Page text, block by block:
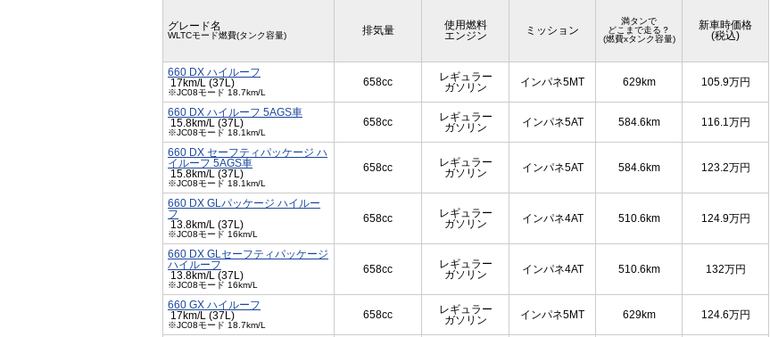
グレード名
WLTCモード燃費(タンク容量) 排気量
使用燃料
エンジン
ミッション
満タンで
どこまで走る？
(燃費xタンク容量)
新車時価格
(税込)
660 DX ハイルーフ
17km/L (37L)
※JC08モード 18.7km/L
658cc
レギュラー
ガソリン
インパネ5MT 629km 105.9万円
660 DX ハイルーフ 5AGS車
15.8km/L (37L)
※JC08モード 18.1km/L
658cc
レギュラー
ガソリン
インパネ5AT 584.6km 116.1万円
660 DX セーフティパッケージ ハ
イルーフ 5AGS車
15.8km/L (37L)
※JC08モード 18.1km/L
658cc
レギュラー
ガソリン
インパネ5AT 584.6km 123.2万円
660 DX GLパッケージ ハイルー
フ
13.8km/L (37L)
※JC08モード 16km/L
658cc
レギュラー
ガソリン
インパネ4AT 510.6km 124.9万円
660 DX GLセーフティパッケージ
ハイルーフ
13.8km/L (37L)
※JC08モード 16km/L
658cc
レギュラー
ガソリン
インパネ4AT 510.6km 132万円
660 GX ハイルーフ
17km/L (37L)
※JC08モード 18.7km/L
658cc
レギュラー
ガソリン
インパネ5MT 629km 124.6万円